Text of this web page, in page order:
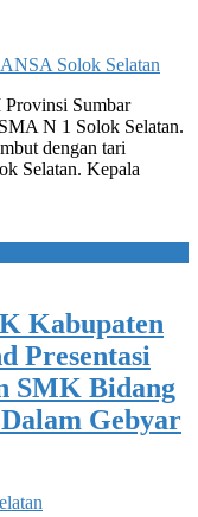
Solok Selatan
Sumbar
N 1 Solok Selatan.
dengan tari
Selatan. Kepala
Kabupaten
Presentasi
SMK Bidang
Gebyar